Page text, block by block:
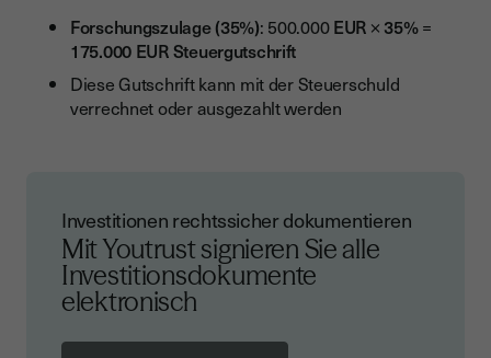
Forschungszulage (35%): 500.000EUR × 35%=
175.000 EUR Steuergutschrift
Diese Gutschrift kann mit der Steuerschuld
verrechnet oder ausgezahlt werden
Investitionen rechtssicher dokumentieren
Mit Youtrust signieren Sie alle
Investitionsdokumente
elektronisch